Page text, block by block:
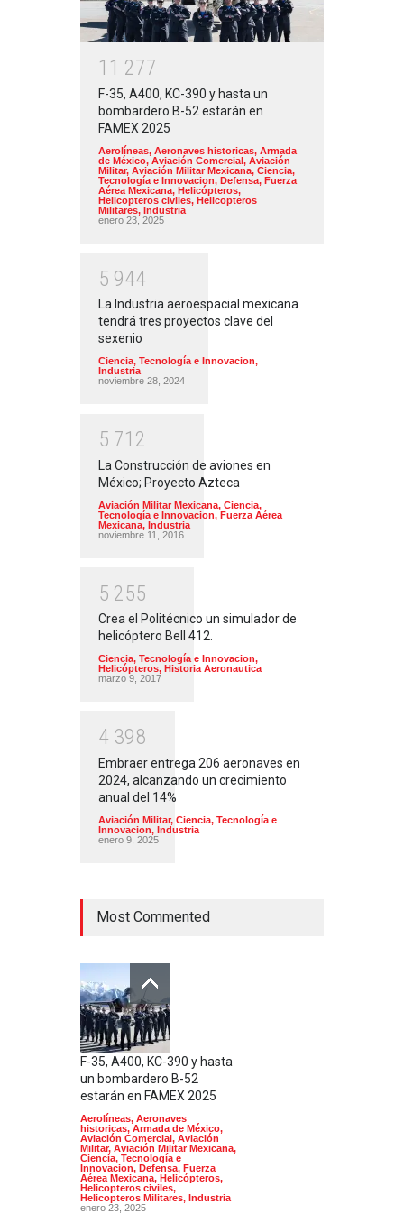
1 1 277
F-35, A400, KC-390 y hasta un
bombardero B-52 estarán en
FAMEX 2025
Aerolíneas, Aeronaves historicas, Armada
de México, Aviación Comercial, Aviación
Militar, Aviación Militar Mexicana, Ciencia,
Tecnología e Innovacion, Defensa, Fuerza
Aérea Mexicana, Helicópteros,
Helicopteros civiles, Helicopteros
Militares, Industria
enero 23, 2025
5 944
La Industria aeroespacial mexicana
tendrá tres proyectos clave del
sexenio
Ciencia, Tecnología e Innovacion,
Industria
noviembre 28, 2024
5 71 2
La Construcción de aviones en
México; Proyecto Azteca
Aviación Militar Mexicana, Ciencia,
Tecnología e Innovacion, Fuerza Aérea
Mexicana, Industria
noviembre 11, 2016
5 255
Crea el Politécnico un simulador de
helicóptero Bell 412.
Ciencia, Tecnología e Innovacion,
Helicópteros, Historia Aeronautica
marzo 9, 2017
4 398
Embraer entrega 206 aeronaves en
2024, alcanzando un crecimiento
anual del 14%
Aviación Militar, Ciencia, Tecnología e
Innovacion, Industria
enero 9, 2025
Most Commented
F-35, A400, KC-390 y hasta
un bombardero B-52
estarán en FAMEX 2025
Aerolíneas, Aeronaves
historicas, Armada de México,
Aviación Comercial, Aviación
Militar, Aviación Militar Mexicana,
Ciencia, Tecnología e
Innovacion, Defensa, Fuerza
Aérea Mexicana, Helicópteros,
Helicopteros civiles,
Helicopteros Militares, Industria
enero 23, 2025